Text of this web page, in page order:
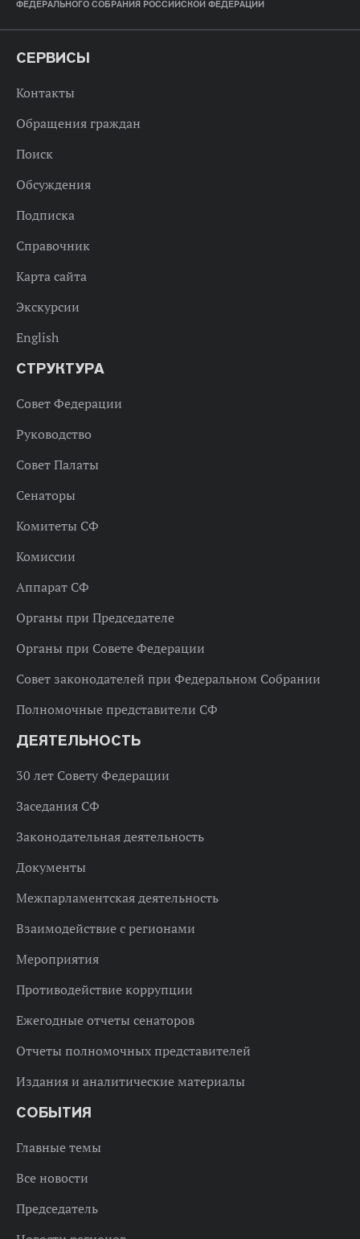
ФЕДЕРАЛЬНОГО СОБРАНИЯ РОССИЙСКОЙ ФЕДЕРАЦИИ
СЕРВИСЫ
Контакты
Обращения граждан
Поиск
Обсуждения
Подписка
Справочник
Карта сайта
Экскурсии
English
СТРУКТУРА
Совет Федерации
Руководство
Совет Палаты
Сенаторы
Комитеты СФ
Комиссии
Аппарат СФ
Органы при Председателе
Органы при Совете Федерации
Совет законодателей при Федеральном Собрании
Полномочные представители СФ
ДЕЯТЕЛЬНОСТЬ
30 лет Совету Федерации
Заседания СФ
Законодательная деятельность
Документы
Межпарламентская деятельность
Взаимодействие с регионами
Мероприятия
Противодействие коррупции
Ежегодные отчеты сенаторов
Отчеты полномочных представителей
Издания и аналитические материалы
СОБЫТИЯ
Главные темы
Все новости
Председатель